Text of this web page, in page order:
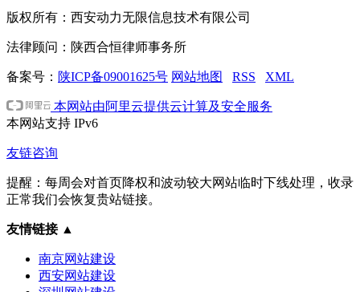
版权所有：西安动力无限信息技术有限公司
法律顾问：陕西合恒律师事务所
备案号： 陕ICP备09001625号 网站地图 RSS XML
本网站由阿里云提供云计算及安全服务
本网站支持 IPv6
友链咨询
提醒：每周会对首页降权和波动较大网站临时下线处理，收录
正常我们会恢复贵站链接。
友情链接 ▲
南京网站建设
西安网站建设